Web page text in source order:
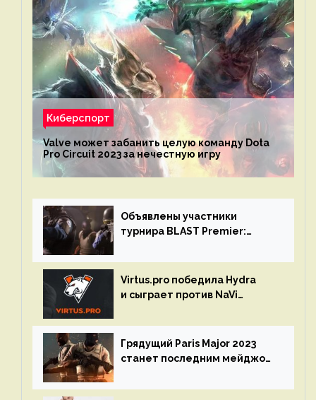
Киберспорт
Valve может забанить целую команду Dota
Pro Circuit 2023 за нечестную игру
Объявлены участники
турнира BLAST Premier:
Virtus.pro победила Hydra
и сыграет против NaVi
Грядущий Paris Major 2023
станет последним мейджор-